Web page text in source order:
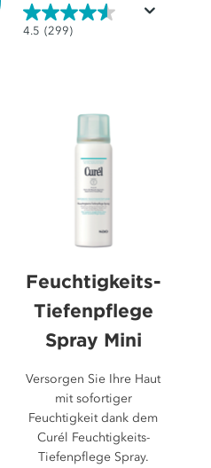
4.5 (299)
4.5
Feuchtigkeits-
Tiefenpflege
Spray Mini
Versorgen Sie Ihre Haut
mit sofortiger
Feuchtigkeit dank dem
Curél Feuchtigkeits-
Tiefenpflege Spray.